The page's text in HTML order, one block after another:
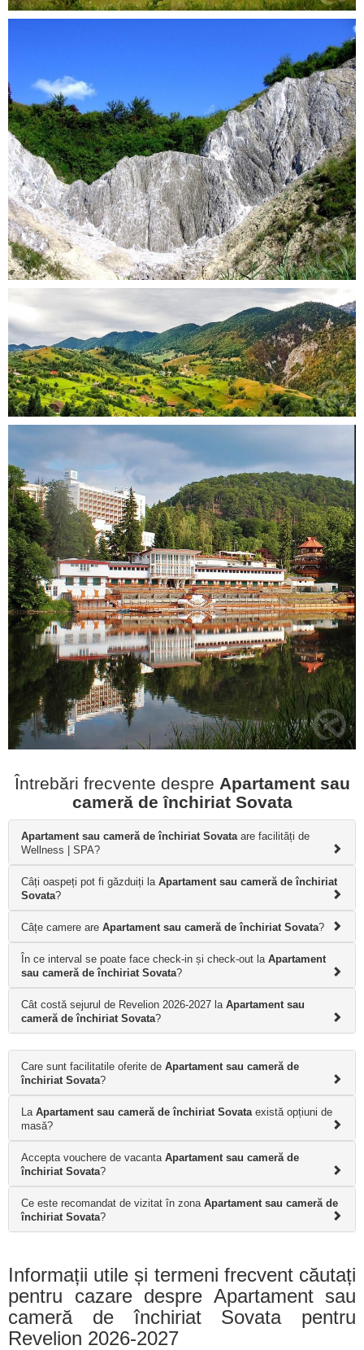
Întrebări frecvente despre Apartament sau
cameră de închiriat Sovata
Apartament sau cameră de închiriat Sovata are facilități de
Wellness | SPA?
Câți oaspeți pot fi găzduiți la Apartament sau cameră de închiriat
Sovata?
Câțe camere are Apartament sau cameră de închiriat Sovata?
În ce interval se poate face check-in și check-out la Apartament
sau cameră de închiriat Sovata?
Cât costă sejurul de Revelion 2026-2027 la Apartament sau
cameră de închiriat Sovata?
Care sunt facilitatile oferite de Apartament sau cameră de
închiriat Sovata?
La Apartament sau cameră de închiriat Sovata există opțiuni de
masă?
Accepta vouchere de vacanta Apartament sau cameră de
închiriat Sovata?
Ce este recomandat de vizitat în zona Apartament sau cameră de
închiriat Sovata?
Informații utile și termeni frecvent căutați
pentru cazare despre Apartament sau
cameră de închiriat Sovata pentru
Revelion 2026-2027